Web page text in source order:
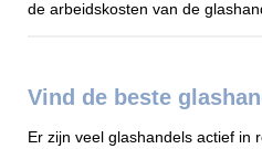
de arbeidskosten van de
Vind de beste
Er zijn veel glashandels actief in